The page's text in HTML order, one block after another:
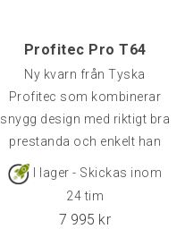
Profitec Pro T64
Ny kvarn från Tyska
Profitec som kombinerar
snygg design med riktigt bra
prestanda och enkelt han
I lager - Skickas inom
24 tim
7 995 kr